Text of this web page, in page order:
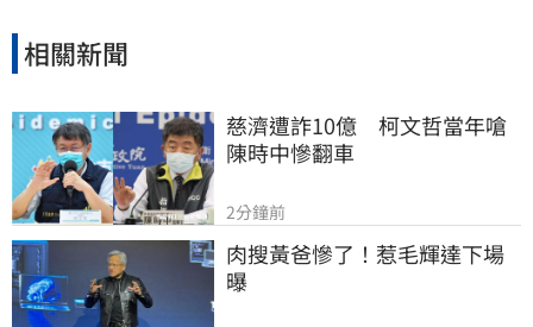
相關新聞
慈濟遭詐10億　柯文哲當年嗆
陳時中慘翻車
2分鐘前
肉搜黃爸慘了！惹毛輝達下場
曝